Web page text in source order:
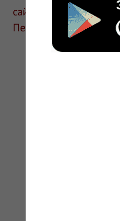
сайте для
Перед применением